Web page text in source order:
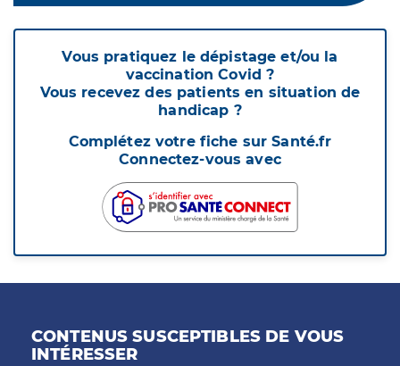
Vous pratiquez le dépistage et/ou la
vaccination Covid ?
Vous recevez des patients en situation de
handicap ?
Complétez votre fiche sur Santé.fr
Connectez-vous avec
CONTENUS SUSCEPTIBLES DE VOUS
INTÉRESSER